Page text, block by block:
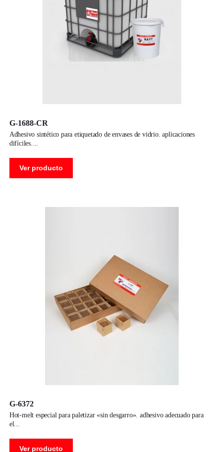
G-1688-CR
adhesivo sintético para etiquetado de envases de vidrio. aplicaciones
difíciles.
Ver producto
G-6372
hot-melt especial para paletizar «sin desgarro». adhesivo adecuado para
el
Ver producto